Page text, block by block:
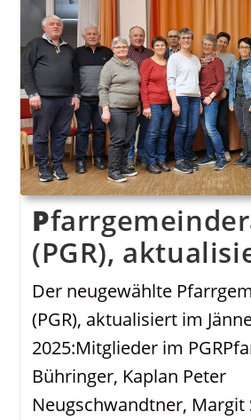
Katholisches Bildungswerk
Kontakt
Neuigkeiten
PGR / PKR
Pfarrgemeinderat
(PGR),
Der neugewählte
(PGR), aktualisiert im
2025:Mitglieder im
Bühringer, Kaplan Peter
Neugschwandtner, Margit